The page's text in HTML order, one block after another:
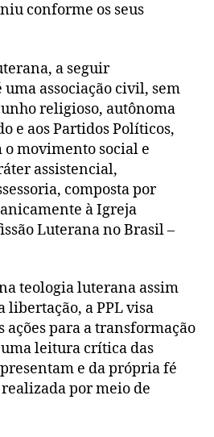
conforme os seus
a seguir
associação civil, sem
religioso, autônoma
e aos Partidos Políticos,
movimento social e
assistencial,
composta por
à Igreja
Luterana no Brasil –
teologia luterana assim
libertação, a PPL visa
ações para a transformação
leitura crítica das
e da própria fé
por meio de